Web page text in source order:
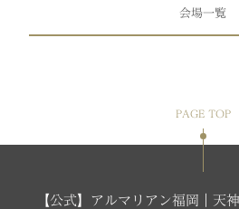
会場一覧
PAGE TOP
【公式】アルマリアン福岡｜天